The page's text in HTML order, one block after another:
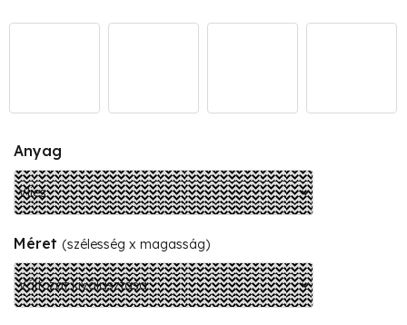
Anyag
Méret (szélesség x magasság)